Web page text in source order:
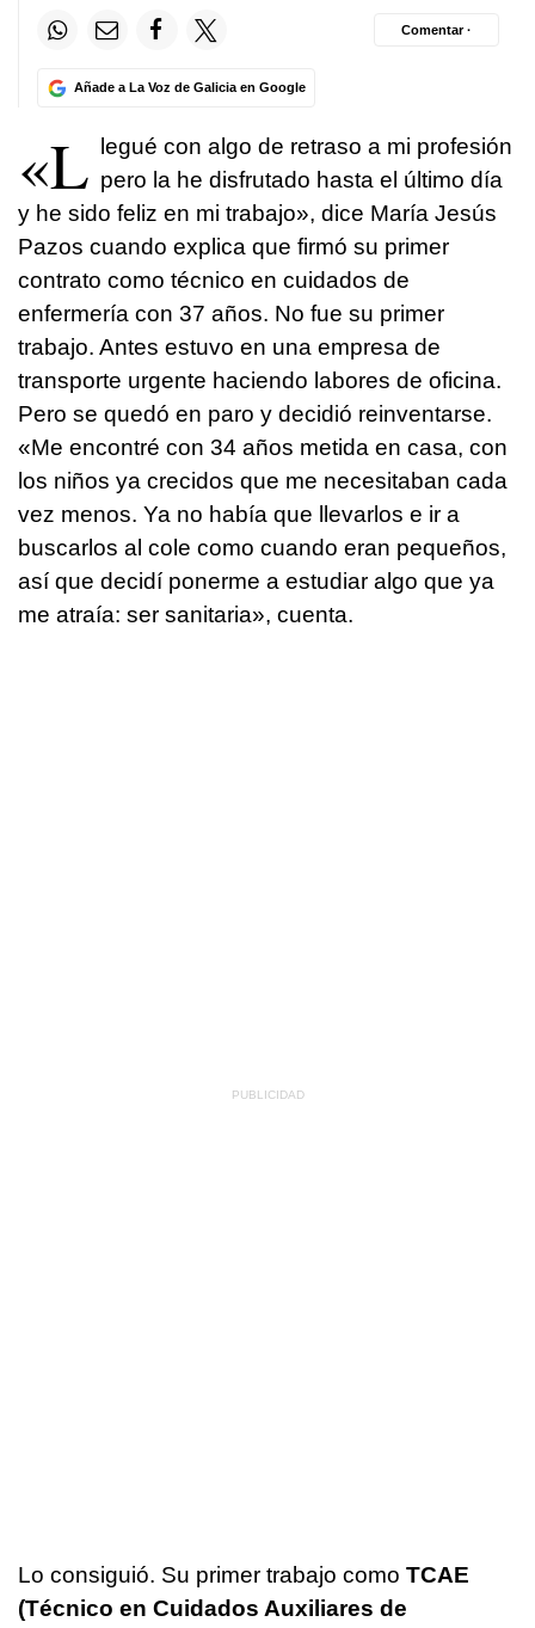
Añade a La Voz de Galicia en Google
Comentar ·
«L
legué con algo de retraso a mi profesión
pero la he disfrutado hasta el último día
y he sido feliz en mi trabajo», dice María Jesús
Pazos cuando explica que firmó su primer
contrato como técnico en cuidados de
enfermería con 37 años. No fue su primer
trabajo. Antes estuvo en una empresa de
transporte urgente haciendo labores de oficina.
Pero se quedó en paro y decidió reinventarse.
«Me encontré con 34 años metida en casa, con
los niños ya crecidos que me necesitaban cada
vez menos. Ya no había que llevarlos e ir a
buscarlos al cole como cuando eran pequeños,
así que decidí ponerme a estudiar algo que ya
me atraía: ser sanitaria», cuenta.
Lo consiguió. Su primer trabajo como TCAE
(Técnico en Cuidados Auxiliares de